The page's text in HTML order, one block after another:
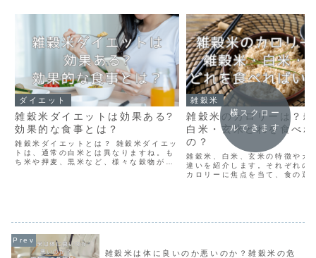
ダイエット
雑穀米ダイエットは効果ある?
効果的な食事とは？
雑穀米ダイエットとは？ 雑穀米ダイエッ
トは、通常の白米とは異なりますね。も
ち米や押麦、黒米など、様々な穀物がブ
雑穀米
雑穀米のカロリーは？
白米・玄米どれを食べ
の？
雑穀米、白米、玄米の特徴やカ
違いを紹介します。それぞれの
カロリーに焦点を当て、食の選
横スクロー
ルできます
雑穀米は体に良いのか悪いのか？雑穀米の危